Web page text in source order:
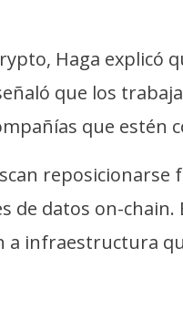
Haga explicó
que los
que estén
datos on-chain.
infraestructura